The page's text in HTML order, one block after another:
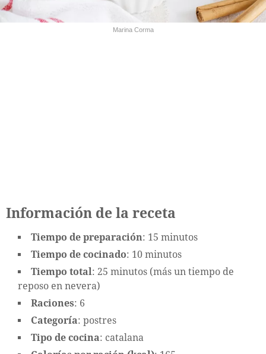
Marina Corma
Información de la receta
Tiempo de preparación: 15 minutos
Tiempo de cocinado: 10 minutos
Tiempo total: 25 minutos (más un tiempo de
reposo en nevera)
Raciones: 6
Categoría: postres
Tipo de cocina: catalana